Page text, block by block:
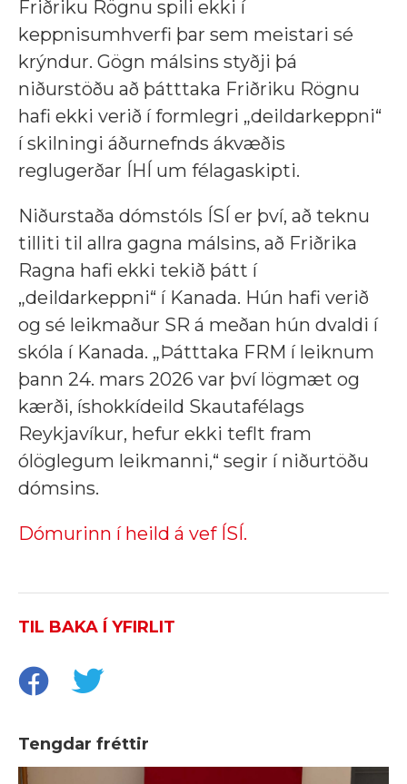
Friðriku Rögnu spili ekki í
keppnisumhverfi þar sem meistari sé
krýndur. Gögn málsins styðji þá
niðurstöðu að þátttaka Friðriku Rögnu
hafi ekki verið í formlegri „deildarkeppni“
í skilningi áðurnefnds ákvæðis
reglugerðar ÍHÍ um félagaskipti.
Niðurstaða dómstóls ÍSÍ er því, að teknu
tilliti til allra gagna málsins, að Friðrika
Ragna hafi ekki tekið þátt í
„deildarkeppni“ í Kanada. Hún hafi verið
og sé leikmaður SR á meðan hún dvaldi í
skóla í Kanada. „Þátttaka FRM í leiknum
þann 24. mars 2026 var því lögmæt og
kærði, íshokkídeild Skautafélags
Reykjavíkur, hefur ekki teflt fram
ólöglegum leikmanni,“ segir í niðurtöðu
dómsins.
Dómurinn í heild á vef ÍSÍ.
TIL BAKA Í YFIRLIT
Tengdar fréttir